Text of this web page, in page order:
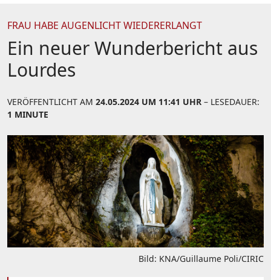
FRAU HABE AUGENLICHT WIEDERERLANGT
Ein neuer Wunderbericht aus
Lourdes
VERÖFFENTLICHT AM 24.05.2024 UM 11:41 UHR – LESEDAUER:
1 MINUTE
Bild: KNA/Guillaume Poli/CIRIC